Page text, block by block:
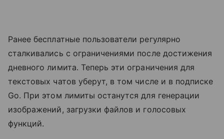
Ранее бесплатные пользователи регулярно
сталкивались с ограничениями после достижения
дневного лимита. Теперь эти ограничения для
текстовых чатов уберут, в том числе и в подписке
Go. При этом лимиты останутся для генерации
изображений, загрузки файлов и голосовых
функций.